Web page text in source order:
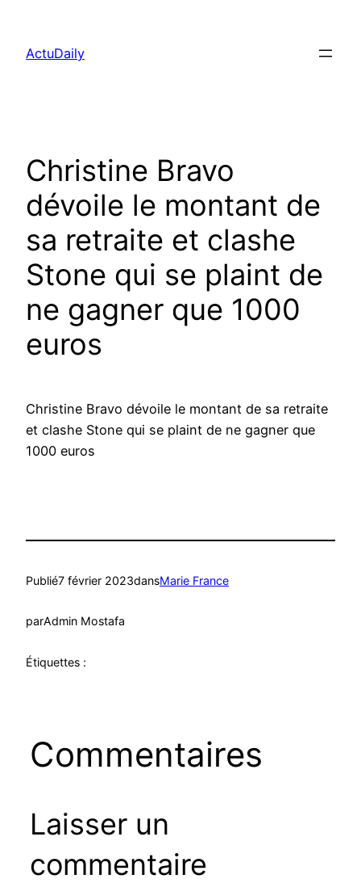
contenu
ActuDaily
Christine Bravo
dévoile le montant de
sa retraite et clashe
Stone qui se plaint de
ne gagner que 1000
euros
Christine Bravo dévoile le montant de sa retraite
et clashe Stone qui se plaint de ne gagner que
1000 euros
Publié7 février 2023dansMarie France
parAdmin Mostafa
Étiquettes :
Commentaires
Laisser un
commentaire